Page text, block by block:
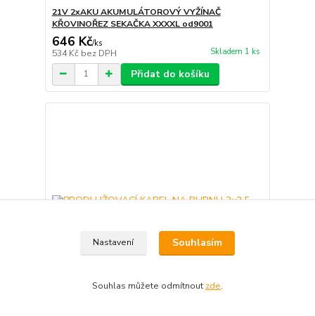
21V 2xAKU AKUMULÁTOROVÝ VYŽÍNAČ
KŘOVINOŘEZ SEKAČKA XXXXL od9001
646 Kč/ks
534 Kč bez DPH Skladem 1 ks
Přidat do košíku
Nastavení Souhlasím
Souhlas můžete odmítnout zde.